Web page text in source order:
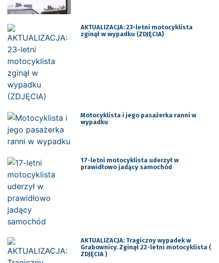
AKTUALIZACJA: 23-letni motocyklista
zginął w wypadku (ZDJĘCIA)
Motocyklista i jego pasażerka ranni w
wypadku
17-letni motocyklista uderzył w
prawidłowo jadący samochód
AKTUALIZACJA: Tragiczny wypadek w
Grabownicy. Zginął 22-letni motocyklista (
ZDJĘCIA )